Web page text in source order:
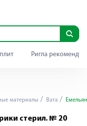
Ригла
материалы Вата
стерил. № 20